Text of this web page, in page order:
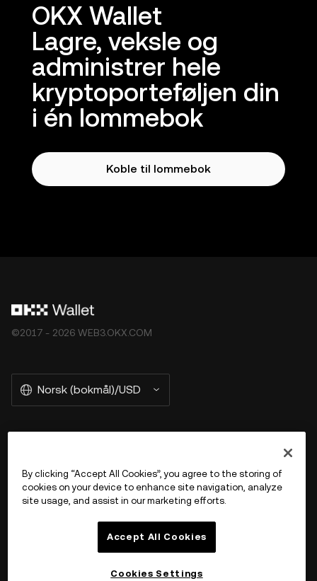
OKX Wallet
Lagre, veksle og
administrer hele
kryptoporteføljen din
i én lommebok
Koble til lommebok
©2017 - 2026 WEB3.OKX.COM
Norsk (bokmål)/USD
Product
By clicking “Accept All Cookies”, you agree to the storing of
cookies on your device to enhance site navigation, analyze
site usage, and assist in our marketing efforts.
Accept All Cookies
Cookies Settings